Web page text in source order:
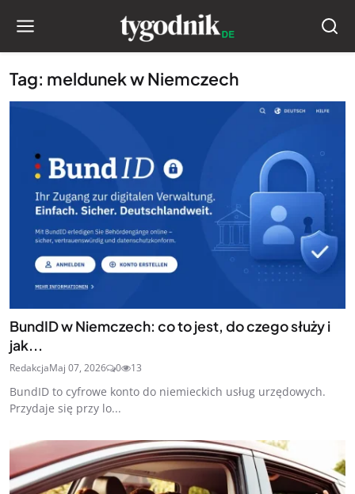
Tag: meldunek w Niemczech
BundID w Niemczech: co to jest, do czego służy i
jak...
RedakcjaMaj 07, 2026 0 13
BundID to cyfrowe konto do niemieckich usług urzędowych.
Przydaje się przy lo...